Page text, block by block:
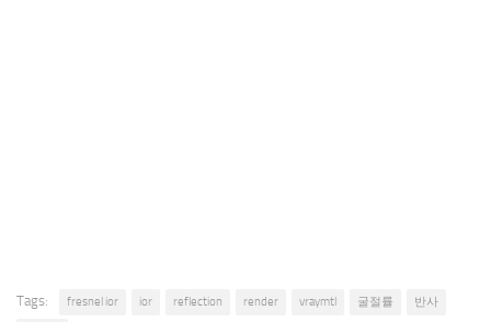
Tags: fresnel ior ior reflection render vraymtl 굴절률 반사